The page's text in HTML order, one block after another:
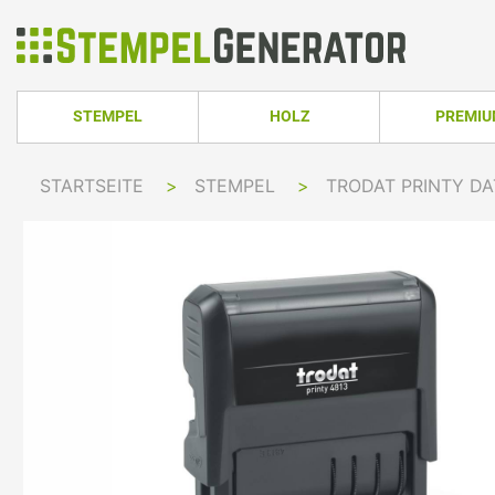
STEMPEL
TRODAT PRINTY DATER
TRODAT PROFESSIONAL LINE
TRODAT PROFESSIONAL DATER
PRINTY Z. SELBER SETZEN
COLOP GREEN
COLOP GREEN
COLOP CLASSIC
COLOP CLASSIC
HOLZ
TRODAT
STARTSEITE > STEMPEL > TRODAT PRINTY